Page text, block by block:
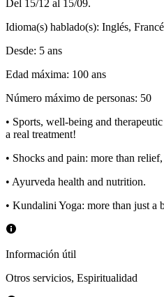
Del 15/12 al 15/09.
Idioma(s) hablado(s): Inglés,
Desde: 5 ans
Edad máxima: 100 ans
Número máximo de personas: 50
• Sports, well-being and
a real treatment!
• Shocks and pain: more than
• Ayurveda health and nutrition.
• Kundalini Yoga: more than just a
Información útil
Otros servicios, Espiritualidad